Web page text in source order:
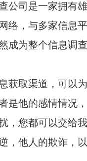
公司是一家拥有
络，与多家信息
为整个信息调查
取渠道，可以
是他的感情情况
，您都可以交给
，他人的欺诈，